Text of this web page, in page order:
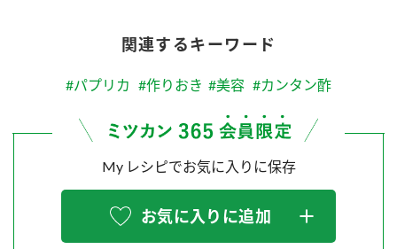
関連するキーワード
#パプリカ #作りおき #美容 #カンタン酢
My レシピでお気に入りに保存
お気に入りに追加